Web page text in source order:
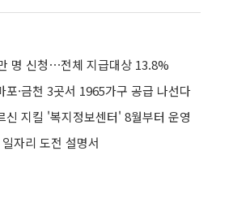
명 신청⋯전체 지급대상 13.8%
포·금천 3곳서 1965가구 공급 나선다
신 지킬 '복지정보센터' 8월부터 운영
자리 도전 설명서